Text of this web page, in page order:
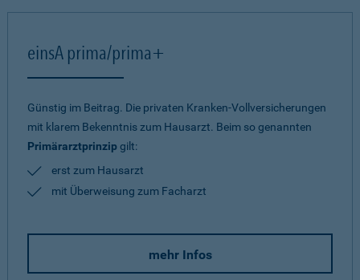
einsA prima/prima+
Günstig im Beitrag. Die privaten Kranken-Vollversicherungen
mit klarem Bekenntnis zum Hausarzt. Beim so genannten
Primärarztprinzipgilt:
erst zum Hausarzt
mit Überweisung zum Facharzt
mehr Infos